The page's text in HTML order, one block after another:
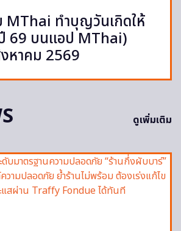
MThai ทำบุญวันเกิดให้
69 บนแอป MThai)
งหาคม 2569
ดูเพิ่มเติม